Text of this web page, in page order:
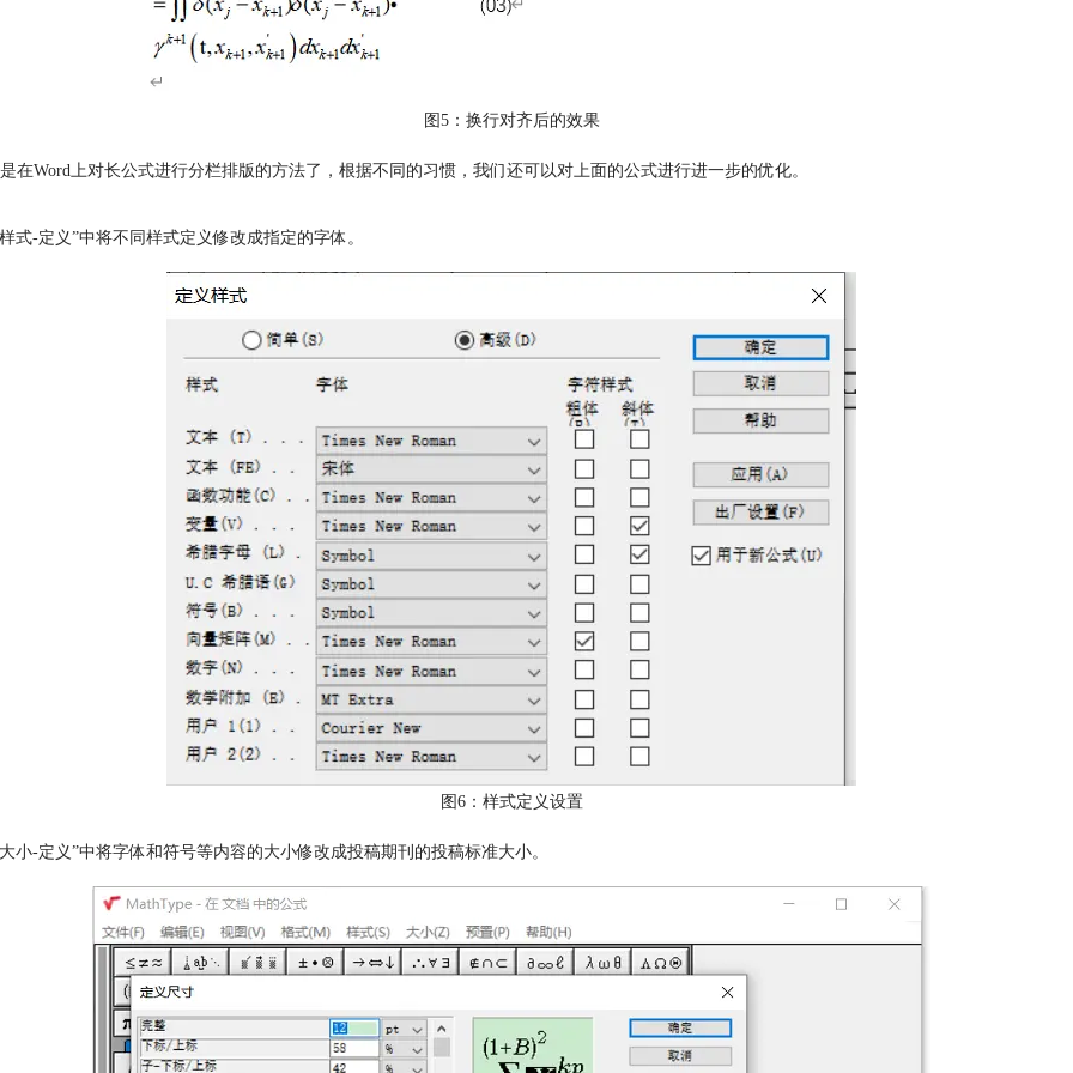
图5：换行对齐后的效果
在Word上对长公式进行分栏排版的方法了，根据不同的习惯，我们还可以对上面的公式进行进一步的优化。
式-定义”中将不同样式定义修改成指定的字体。
图6：样式定义设置
小-定义”中将字体和符号等内容的大小修改成投稿期刊的投稿标准大小。